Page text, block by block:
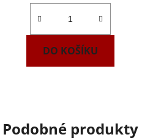
DO KOŠÍKU
Podobné produkty